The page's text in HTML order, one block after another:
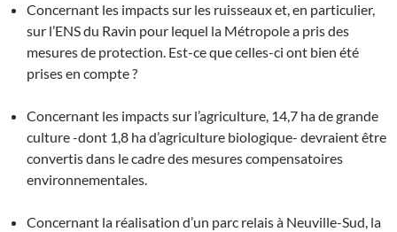
Concernant les impacts sur les ruisseaux et, en particulier,
sur l’ENS du Ravin pour lequel la Métropole a pris des
mesures de protection. Est-ce que celles-ci ont bien été
prises en compte ?
Concernant les impacts sur l’agriculture, 14,7 ha de grande
culture -dont 1,8 ha d’agriculture biologique- devraient être
convertis dans le cadre des mesures compensatoires
environnementales.
Concernant la réalisation d’un parc relais à Neuville-Sud, la